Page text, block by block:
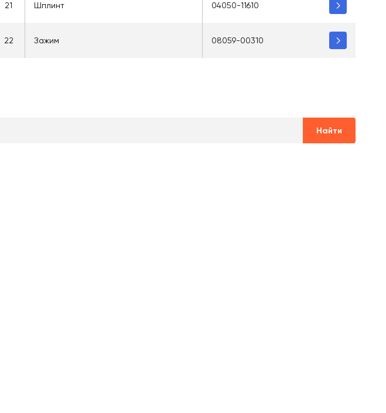
21 Шплинт 04050-11610
22 Зажим 08059-00310
Найти